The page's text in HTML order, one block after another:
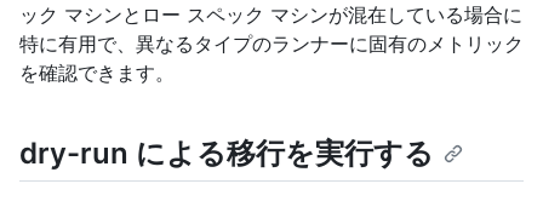
ック マシンとロー スペック マシンが混在している場合に
特に有用で、異なるタイプのランナーに固有のメトリック
を確認できます。
dry-run による移行を実行する